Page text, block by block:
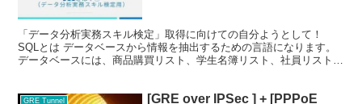
「データ分析実務スキル検定」取得に向けての自分ようとして！
SQLとは データベースから情報を抽出するための言語になります。
データベースには、商品購買リスト、学生名簿リスト、社員リスト、
GRE Tunnel
[GRE over IPSec ] + [PPPoE